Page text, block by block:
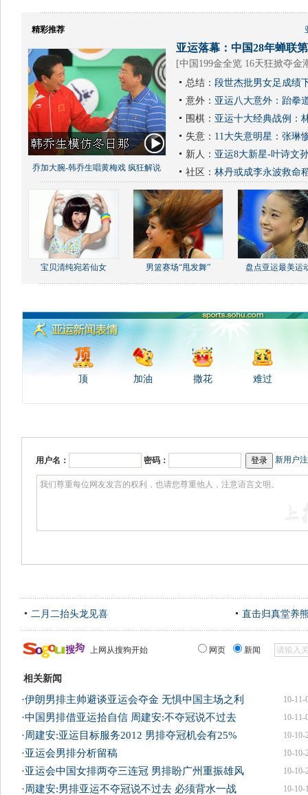
精彩推荐
乔加大腕-韩乔生唱黄梅戏 疯狂解说
亚运落幕：中国28年蝉联
[中国199金全览 16天狂掀夺金
总结： 段世杰批男女足成绩
意外： 亚运八大意外：跆拳
围棋： 亚运十大经典战例：
失意： 11大失意明星：张琳
新人： 亚运8大新星-叶诗文
社区： 林丹或成李永波救命
宝贝清纯宛若仙女 男篮赛场“甩发舞” 盘点亚运最美运
顶 加油 撒花 难过
用户名： 密码： 新用户
二月二抬头龙见喜 直击归真堂养
上网从搜狗开始 网页 新闻
相关新闻
10-11-
·伊朗男排主帅避谈亚运会夺金 无惧中国主场之利
10-11-
·中国男排借亚运拾自信 周建安:不夺冠说不过去
10-10-
·周建安:亚运目标服务2012 男排夺冠机会有25%
10-10-
·亚运会男排分析留稿
10-10-
·亚运会中国女排两夺三连冠 男排盼广州重振雄风
10-10-
·周建安:男排亚运不夺冠说不过去 必须背水一战